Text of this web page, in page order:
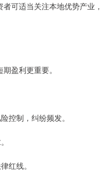
可适当关注本地优势产业，
盈利更重要。
控制，纠纷频发。
红线。